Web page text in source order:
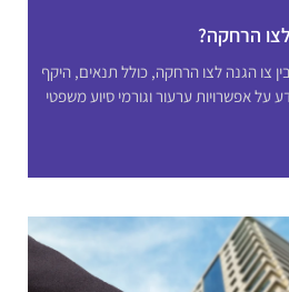
הרחקה?
צו הגנה לצו הרחקה, כולל תנאים, היקף
על אפשרויות ערעור וגורמי סיוע משפטי